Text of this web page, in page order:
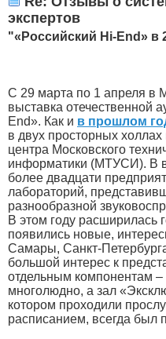
экспертов
"«Российский Hi-End» в
С 29 марта по 1 апреля в
выставка отечественной
End». Как и в прошлом
в двух просторных холлах
центра Московского
информатики (МТУСИ). В
более двадцати
лабораторий,
разнообразной
В этом году расширилась
появились новые,
Самары, Санкт-
большой интерес к
отдельным компонентам
многолюдно, а зал
котором проходили
расписанием, всегда был